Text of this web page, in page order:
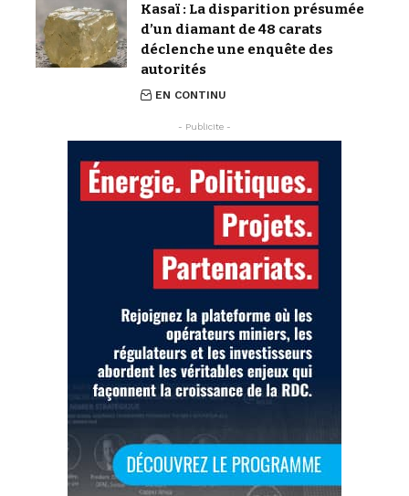
Kasaï : La disparition présumée
d’un diamant de 48 carats
déclenche une enquête des
autorités
EN CONTINU
- Publicite -